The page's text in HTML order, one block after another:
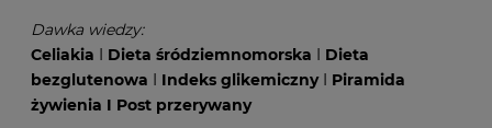
Dawka wiedzy:
Celiakia I Dieta śródziemnomorska I Dieta
bezglutenowa I Indeks glikemicznyI Piramida
żywienia I Post przerywany